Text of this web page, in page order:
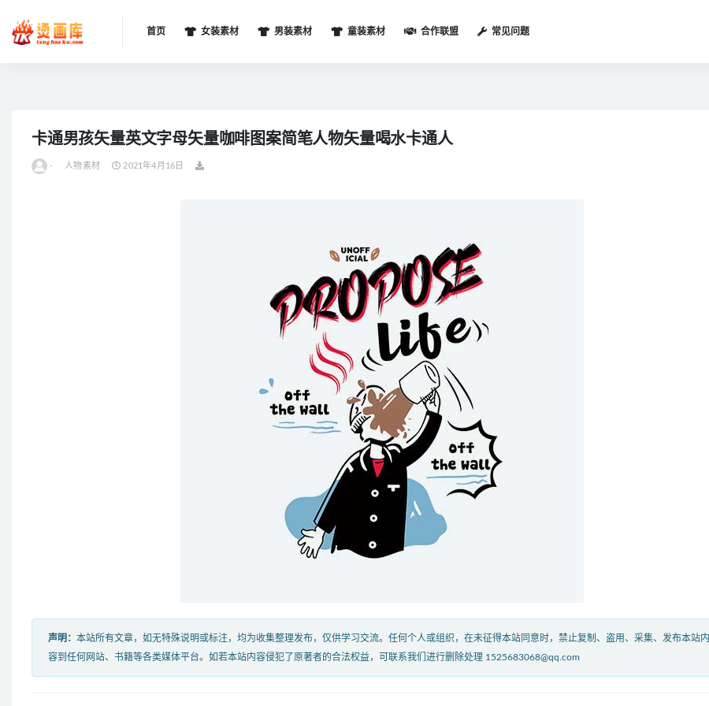
首页 女装素材 男装素材 童装素材 合作联盟 常见问题
卡通男孩矢量英文字母矢量咖啡图案简笔人物矢量喝水卡通人
- 人物素材 2021年4月16日
声明： 本站所有文章，如无特殊说明或标注，均为收集整理发布，仅供学习交流。任何个人或组织，在未征得本站同意时，禁止复制、盗用、采集、发布本站内
容到任何网站、书籍等各类媒体平台。如若本站内容侵犯了原著者的合法权益，可联系我们进行删除处理 1525683068@qq.com